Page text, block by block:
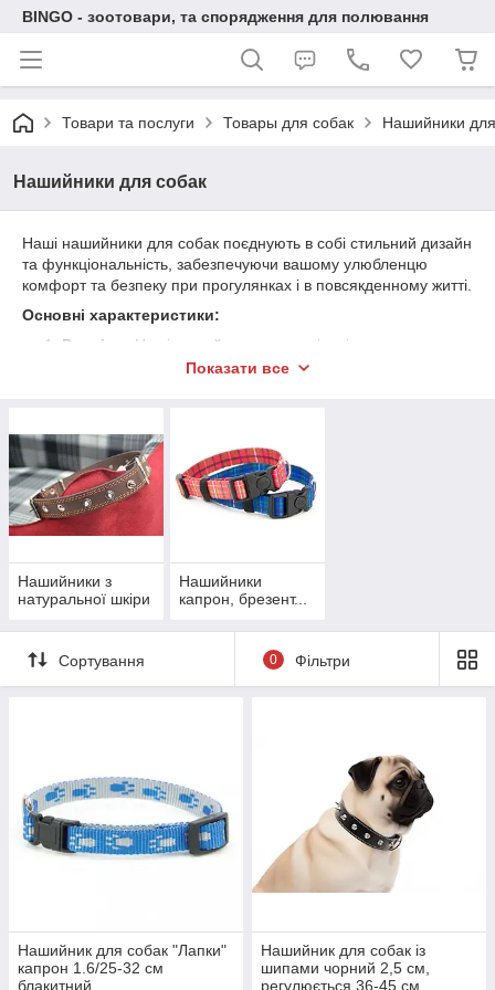
BINGO - зоотовари, та спорядження для полювання
Товари та послуги Товары для собак Нашийники
Нашийники для собак
Наші нашийники для собак поєднують в собі стильний дизайн
та функціональність, забезпечуючи вашому улюбленцю
комфорт та безпеку при прогулянках і в повсякденному житті.
Основні характеристики:
Розміри:
Наші нашийники доступні в різних
розмірах, від маленьких для собак мініатюрних порід
включаючи м'яку шкіру, нейлон, силікон і інші,
забезпечуючи комфорт і тривалість.
Стильний дизайн:Наші нашийники мають
різноманітний дизайн та кольори, що дозволяють
вибрати той, який пасує до стилю вашої собаки та
Зручність:
Багато наших нашийників оснащені
регульованими ременями, які дозволяють підігнати
Безпека:
Деякі нашийники мають спеціальні кільця
додаткові функції, такі як вбудований ідентифікаційний
тег, світловідбиваючі елементи
Показати все
Нашийники з
натуральної шкіри
Нашийники
капрон, брезент...
Сортування 0 Фільтри
Нашийник для собак "Лапки"
капрон 1.6/25-32 см
блакитний
Нашийник для собак із
шипами чорний 2,5 см,
регулюється 36-45 см